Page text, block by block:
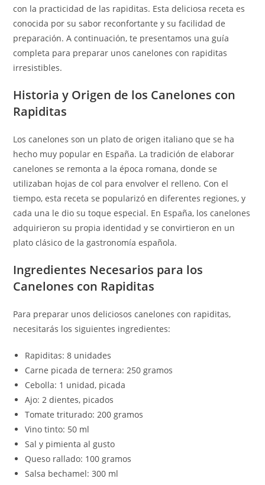
con la practicidad de las rapiditas. Esta deliciosa receta es
conocida por su sabor reconfortante y su facilidad de
preparación. A continuación, te presentamos una guía
completa para preparar unos canelones con rapiditas
irresistibles.
Historia y Origen de los Canelones con
Rapiditas
Los canelones son un plato de origen italiano que se ha
hecho muy popular en España. La tradición de elaborar
canelones se remonta a la época romana, donde se
utilizaban hojas de col para envolver el relleno. Con el
tiempo, esta receta se popularizó en diferentes regiones, y
cada una le dio su toque especial. En España, los canelones
adquirieron su propia identidad y se convirtieron en un
plato clásico de la gastronomía española.
Ingredientes Necesarios para los
Canelones con Rapiditas
Para preparar unos deliciosos canelones con rapiditas,
necesitarás los siguientes ingredientes:
Rapiditas: 8 unidades
Carne picada de ternera: 250 gramos
Cebolla: 1 unidad, picada
Ajo: 2 dientes, picados
Tomate triturado: 200 gramos
Vino tinto: 50 ml
Sal y pimienta al gusto
Queso rallado: 100 gramos
Salsa bechamel: 300 ml